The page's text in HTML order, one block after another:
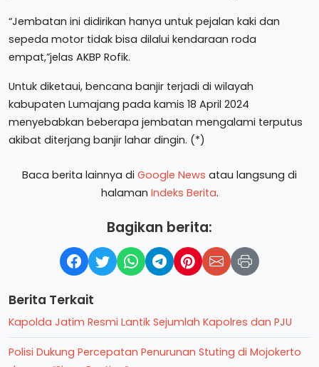
“Jembatan ini didirikan hanya untuk pejalan kaki dan
sepeda motor tidak bisa dilalui kendaraan roda
empat,”jelas AKBP Rofik.
Untuk diketaui, bencana banjir terjadi di wilayah
kabupaten Lumajang pada kamis 18 April 2024
menyebabkan beberapa jembatan mengalami terputus
akibat diterjang banjir lahar dingin. (*)
Baca berita lainnya di Google News atau langsung di
halaman Indeks Berita.
Bagikan berita:
Berita Terkait
Kapolda Jatim Resmi Lantik Sejumlah Kapolres dan PJU
Polisi Dukung Percepatan Penurunan Stuting di Mojokerto